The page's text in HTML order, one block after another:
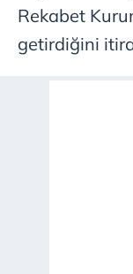
Rekabet
getirdiğini